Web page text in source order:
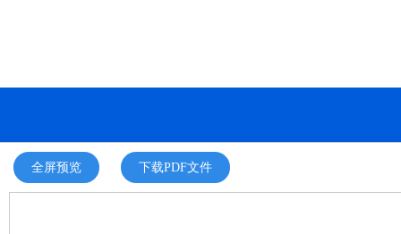
全屏预览 下载PDF文件